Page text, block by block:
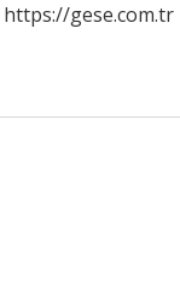
https://gese.com.tr